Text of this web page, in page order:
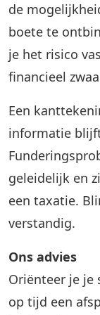
de
boete te
je het risico
financieel
Een
informatie
geleidelijk en
een taxatie.
verstandig.
Ons advies
Oriënteer je je
op tijd een